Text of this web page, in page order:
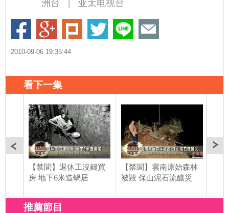
洲台 亚太电视台
2010-09-06 19:35:44
看下一集
【禁聞】退休工沒錢買
房 地下6米造蝸居
【禁聞】雲南原始森林
被毀 保山泥石流釀災
推薦節目